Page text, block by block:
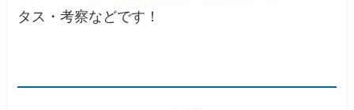
タス・考察などです！